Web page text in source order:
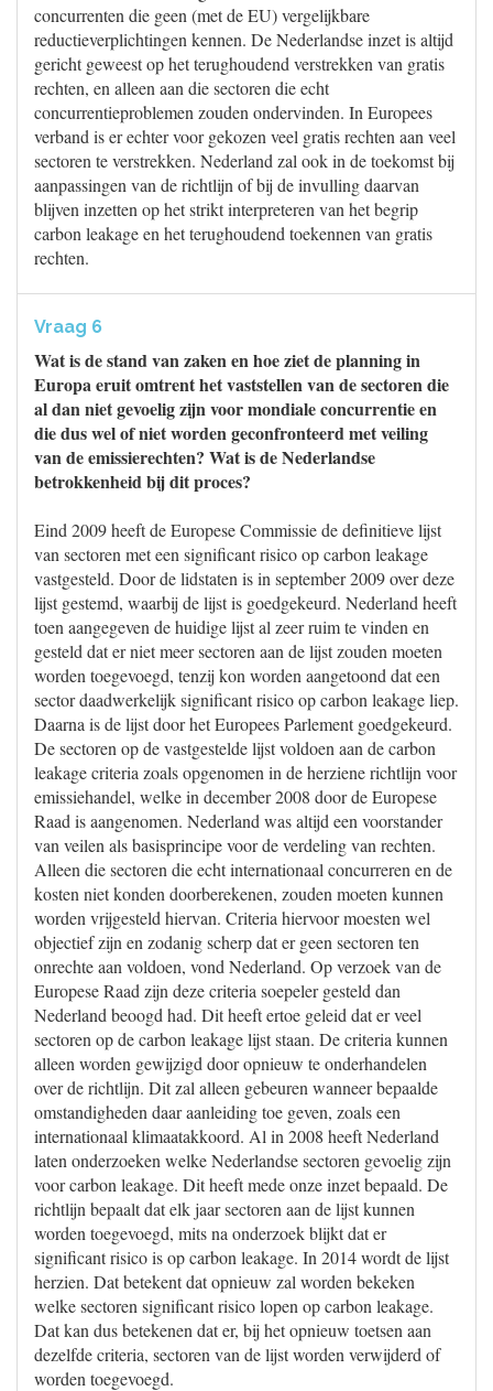
concurrenten die geen (met de EU) vergelijkbare
reductieverplichtingen kennen. De Nederlandse inzet is altijd
gericht geweest op het terughoudend verstrekken van gratis
rechten, en alleen aan die sectoren die echt
concurrentieproblemen zouden ondervinden. In Europees
verband is er echter voor gekozen veel gratis rechten aan veel
sectoren te verstrekken. Nederland zal ook in de toekomst bij
aanpassingen van de richtlijn of bij de invulling daarvan
blijven inzetten op het strikt interpreteren van het begrip
carbon leakage en het terughoudend toekennen van gratis
rechten.
Vraag 6
Wat is de stand van zaken en hoe ziet de planning in
Europa eruit omtrent het vaststellen van de sectoren die
al dan niet gevoelig zijn voor mondiale concurrentie en
die dus wel of niet worden geconfronteerd met veiling
van de emissierechten? Wat is de Nederlandse
betrokkenheid bij dit proces?
Eind 2009 heeft de Europese Commissie de definitieve lijst
van sectoren met een significant risico op carbon leakage
vastgesteld. Door de lidstaten is in september 2009 over deze
lijst gestemd, waarbij de lijst is goedgekeurd. Nederland heeft
toen aangegeven de huidige lijst al zeer ruim te vinden en
gesteld dat er niet meer sectoren aan de lijst zouden moeten
worden toegevoegd, tenzij kon worden aangetoond dat een
sector daadwerkelijk significant risico op carbon leakage liep.
Daarna is de lijst door het Europees Parlement goedgekeurd.
De sectoren op de vastgestelde lijst voldoen aan de carbon
leakage criteria zoals opgenomen in de herziene richtlijn voor
emissiehandel, welke in december 2008 door de Europese
Raad is aangenomen. Nederland was altijd een voorstander
van veilen als basisprincipe voor de verdeling van rechten.
Alleen die sectoren die echt internationaal concurreren en de
kosten niet konden doorberekenen, zouden moeten kunnen
worden vrijgesteld hiervan. Criteria hiervoor moesten wel
objectief zijn en zodanig scherp dat er geen sectoren ten
onrechte aan voldoen, vond Nederland. Op verzoek van de
Europese Raad zijn deze criteria soepeler gesteld dan
Nederland beoogd had. Dit heeft ertoe geleid dat er veel
sectoren op de carbon leakage lijst staan. De criteria kunnen
alleen worden gewijzigd door opnieuw te onderhandelen
over de richtlijn. Dit zal alleen gebeuren wanneer bepaalde
omstandigheden daar aanleiding toe geven, zoals een
internationaal klimaatakkoord. Al in 2008 heeft Nederland
laten onderzoeken welke Nederlandse sectoren gevoelig zijn
voor carbon leakage. Dit heeft mede onze inzet bepaald. De
richtlijn bepaalt dat elk jaar sectoren aan de lijst kunnen
worden toegevoegd, mits na onderzoek blijkt dat er
significant risico is op carbon leakage. In 2014 wordt de lijst
herzien. Dat betekent dat opnieuw zal worden bekeken
welke sectoren significant risico lopen op carbon leakage.
Dat kan dus betekenen dat er, bij het opnieuw toetsen aan
dezelfde criteria, sectoren van de lijst worden verwijderd of
worden toegevoegd.